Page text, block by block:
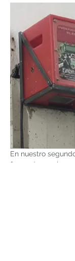
En nuestro
faena de prueba